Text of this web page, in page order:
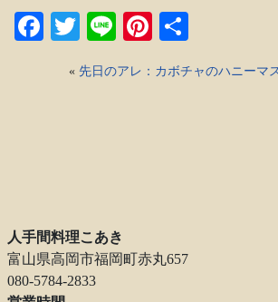
Facebook
TwitterLinePinterest
« 先日のアレ：カボチャのハニーマ
人手間料理こあき
富山県高岡市福岡町赤丸657
080-5784-2833